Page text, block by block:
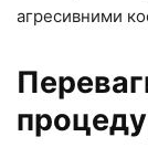
агресивними